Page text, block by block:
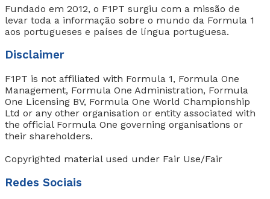
Fundado em 2012, o F1PT surgiu com a missão de
levar toda a informação sobre o mundo da Formula 1
aos portugueses e países de língua portuguesa.
Disclaimer
F1PT is not affiliated with Formula 1, Formula One
Management, Formula One Administration, Formula
One Licensing BV, Formula One World Championship
Ltd or any other organisation or entity associated with
the official Formula One governing organisations or
their shareholders.
Copyrighted material used under Fair Use/Fair
Redes Sociais